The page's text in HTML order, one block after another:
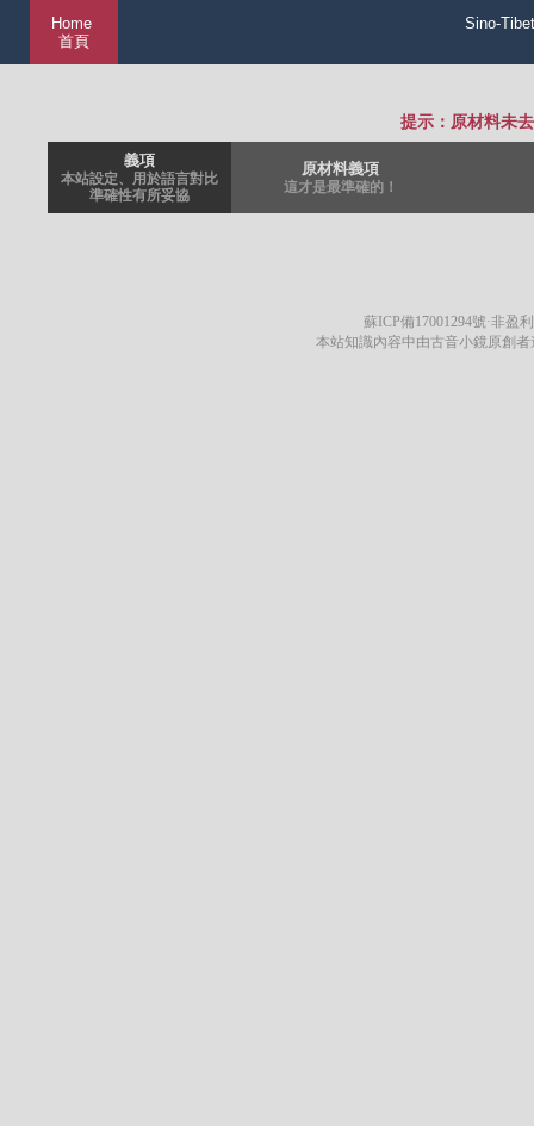
Home
首頁
Sino-
提示：原材料未
義項
本站設定、用於語言對比
準確性有所妥協
原材料義項
這才是最準確的！
蘇ICP備17001294號·非盈
本站知識內容中由古音小鏡原創